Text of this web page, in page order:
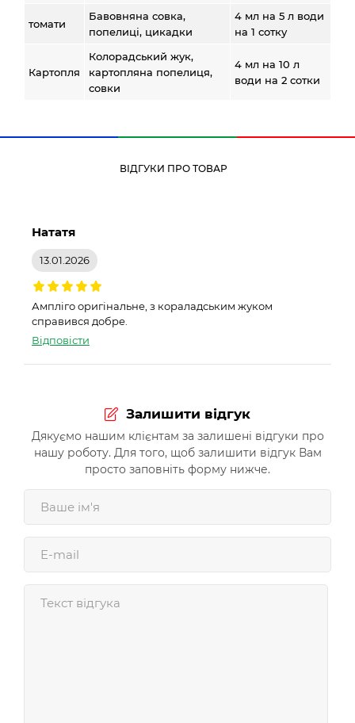
томати
Бавовняна совка,
попелиці, цикадки
4 мл на 5 л води
на 1 сотку
Картопля
Колорадський жук,
картопляна попелиця,
совки
4 мл на 10 л
води на 2 сотки
ВІДГУКИ ПРО ТОВАР
Нататя
13.01.2026
Ампліго оригінальне, з кораладським жуком
справився добре.
Відповісти
Залишити відгук
Дякуємо нашим клієнтам за залишені відгуки про
нашу роботу. Для того, щоб залишити відгук Вам
просто заповніть форму нижче.